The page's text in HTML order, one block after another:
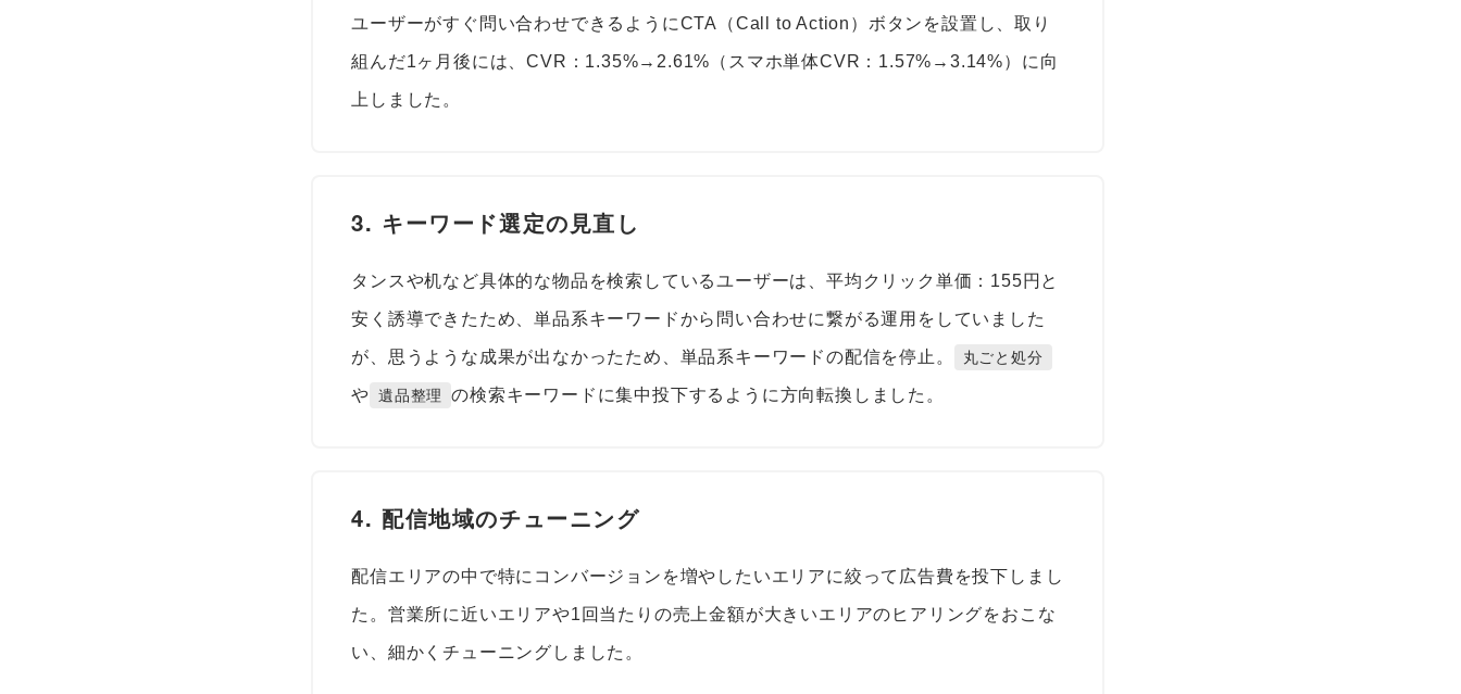
ユーザーがすぐ問い合わせできるようにCTA（Call to Action）ボタンを設置し、取り
組んだ1ヶ月後には、CVR：1.35%→2.61%（スマホ単体CVR：1.57%→3.14%）に向
上しました。
3. キーワード選定の見直し
タンスや机など具体的な物品を検索しているユーザーは、平均クリック単価：155円と
安く誘導できたため、単品系キーワードから問い合わせに繋がる運用をしていました
が、思うような成果が出なかったため、単品系キーワードの配信を停止。 丸ごと処分
や 遺品整理 の検索キーワードに集中投下するように方向転換しました。
4. 配信地域のチューニング
配信エリアの中で特にコンバージョンを増やしたいエリアに絞って広告費を投下しまし
た。営業所に近いエリアや1回当たりの売上金額が大きいエリアのヒアリングをおこな
い、細かくチューニングしました。